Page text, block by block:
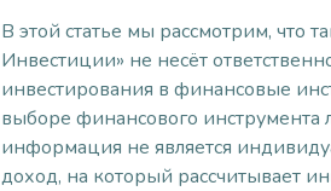
В этой статье мы рассмотрим, что
Инвестиции» не несёт
инвестирования в финансовые
выборе финансового инструмента
информация не является
доход, на который рассчитывает